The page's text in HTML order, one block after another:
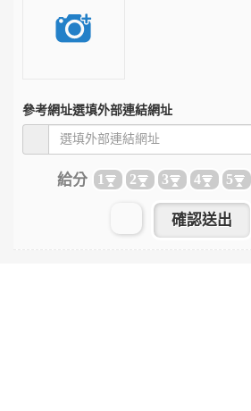
參考網址選填外部連結網址
給分 1 2 3 4 5